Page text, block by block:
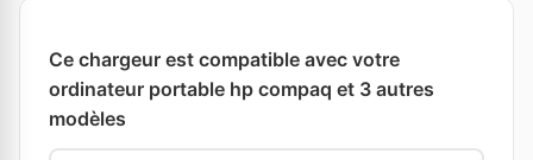
Ce chargeur est compatible avec votre
ordinateur portable hp compaq et 3 autres
modèles